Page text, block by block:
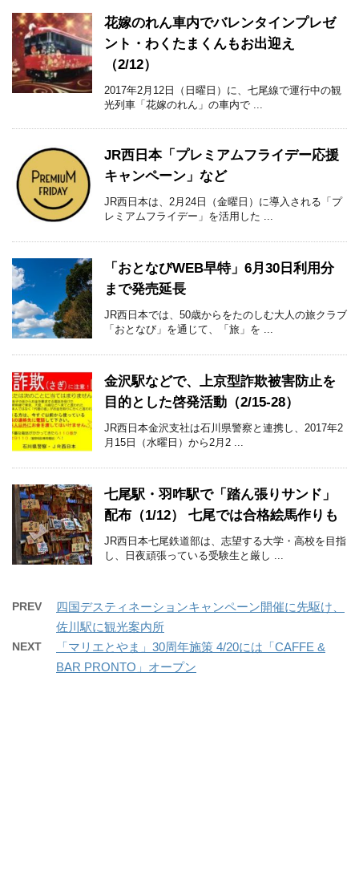
花嫁のれん車内でバレンタインプレゼ
ント・わくたまくんもお出迎え
（2/12）
2017年2月12日（日曜日）に、七尾線で運行中の観
光列車「花嫁のれん」の車内で ...
JR西日本「プレミアムフライデー応援
キャンペーン」など
JR西日本は、2月24日（金曜日）に導入される「プ
レミアムフライデー」を活用した ...
「おとなびWEB早特」6月30日利用分
まで発売延長
JR西日本では、50歳からをたのしむ大人の旅クラブ
「おとなび」を通じて、「旅」を ...
金沢駅などで、上京型詐欺被害防止を
目的とした啓発活動（2/15-28）
JR西日本金沢支社は石川県警察と連携し、2017年2
月15日（水曜日）から2月2 ...
七尾駅・羽咋駅で「踏ん張りサンド」
配布（1/12） 七尾では合格絵馬作りも
JR西日本七尾鉄道部は、志望する大学・高校を目指
し、日夜頑張っている受験生と厳し ...
PREV
四国デスティネーションキャンペーン開催に先駆け、
佐川駅に観光案内所
NEXT
「マリエとやま」30周年施策 4/20には「CAFFE &
BAR PRONTO」オープン